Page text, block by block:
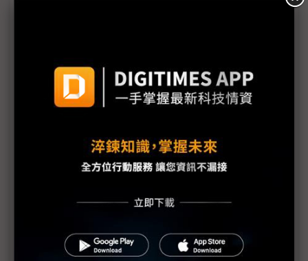
菅直人領導力毀譽參半 重建威信趁現在
枝野幸男一震成名 角逐下屆首相呼聲高？
從阪神到東北 國災考驗日政府領導力
強震見真章 日本官民表現兩極
日本天災震撼 人民拋開定性思維
震災讓日本超越物質主義